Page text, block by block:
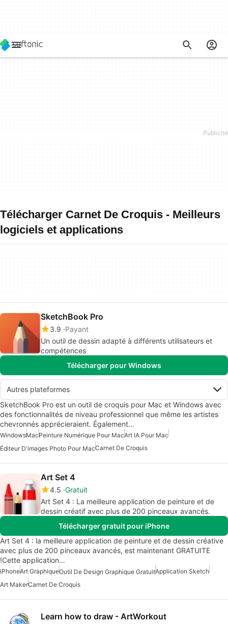
Télécharger Carnet De Croquis - Meilleurs
logiciels et applications
SketchBook Pro
3.9 Payant
Un outil de dessin adapté à différents utilisateurs et
compétences
Télécharger pour Windows
Autres plateformes
SketchBook Pro est un outil de croquis pour Mac et Windows avec
des fonctionnalités de niveau professionnel que même les artistes
chevronnés apprécieraient. Également…
WindowsMacPeinture Numérique Pour MacArt IA Pour Mac
Éditeur D'images Photo Pour MacCarnet De Croquis
Art Set 4
4.5 Gratuit
Art Set 4 : La meilleure application de peinture et de
dessin créatif avec plus de 200 pinceaux avancés.
Télécharger gratuit pour iPhone
Art Set 4 : la meilleure application de peinture et de dessin créative
avec plus de 200 pinceaux avancés, est maintenant GRATUITE
!Cette application…
iPhoneArt GraphiqueOutil De Design Graphique GratuitApplication Sketch
Art MakerCarnet De Croquis
Learn how to draw - ArtWorkout